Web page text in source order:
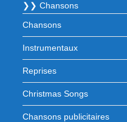
❯❯ Chansons
Chansons
Instrumentaux
Reprises
Christmas Songs
Chansons publicitaires